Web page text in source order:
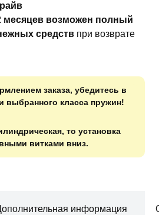
месяцев возможен полный
средств при возврате
заказа, убедитесь в
выбранного класса пружин!
то установка
витками вниз.
информация